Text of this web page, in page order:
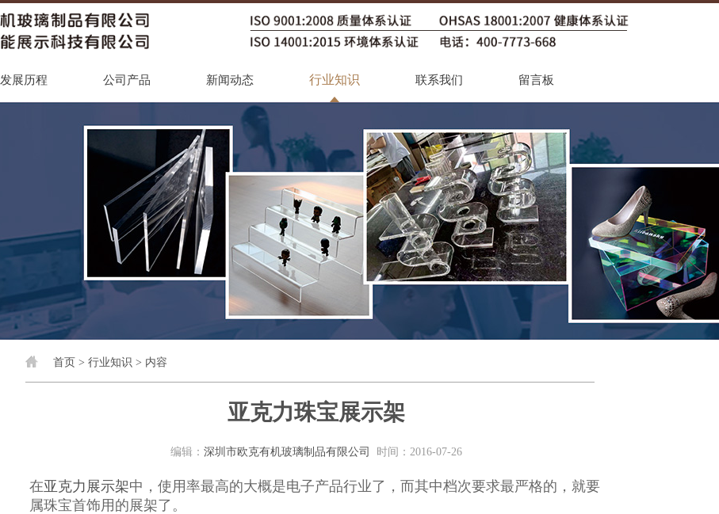
发展历程 公司产品 新闻动态 行业知识 联系我们 留言板
首页 > 行业知识 > 内容
亚克力珠宝展示架
编辑： 深圳市欧克有机玻璃制品有限公司 时间：2016-07-26
在亚克力展示架中，使用率最高的大概是电子产品行业了，而其中档次要求最严格的，就要
属珠宝首饰用的展架了。